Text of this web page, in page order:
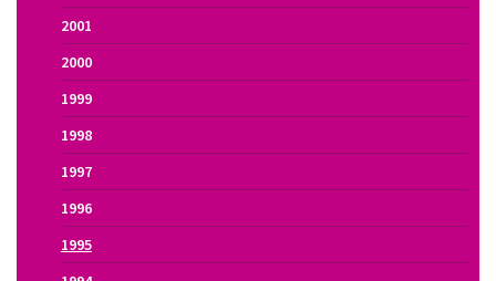
2001
2000
1999
1998
1997
1996
1995